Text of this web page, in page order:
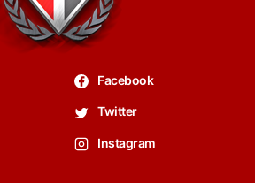
Facebook
Twitter
Instagram